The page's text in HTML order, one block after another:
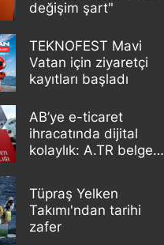
değişim şart"
TEKNOFEST Mavi
Vatan için ziyaretçi
kayıtları başladı
AB’ye e-ticaret
ihracatında dijital
kolaylık: A.TR belgesi
Tüpraş Yelken
Takımı'ndan tarihi
zafer